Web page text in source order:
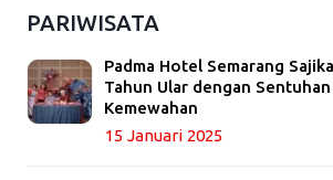
PARIWISATA
Padma Hotel Semarang
Tahun Ular dengan
Kemewahan
15 Januari 2025